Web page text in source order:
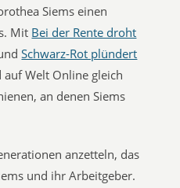
Siems einen
 Bei der Rente droht
und Schwarz-Rot plündert
auf Welt Online gleich
an denen Siems
anzetteln, das
und ihr Arbeitgeber.